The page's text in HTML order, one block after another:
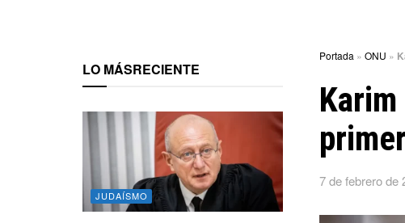
Portada » ONU »
7 de febrero de
LO MÁSRECIENTE
JUDAÍSMO